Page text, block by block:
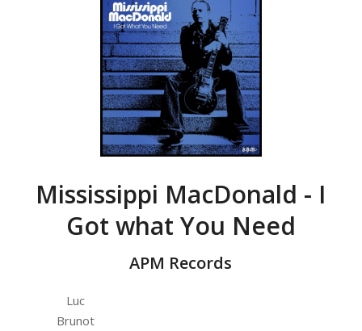
Mississippi MacDonald - I
Got what You Need
APM Records
Luc
Brunot